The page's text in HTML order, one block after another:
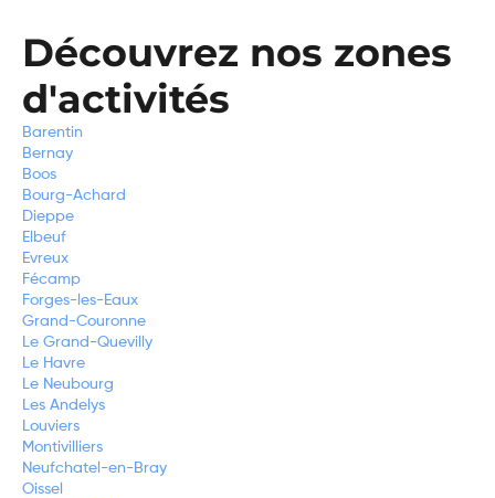
Découvrez nos zones
d'activités
Barentin
Bernay
Boos
Bourg-Achard
Dieppe
Elbeuf
Evreux
Fécamp
Forges-les-Eaux
Grand-Couronne
Le Grand-Quevilly
Le Havre
Le Neubourg
Les Andelys
Louviers
Montivilliers
Neufchatel-en-Bray
Oissel